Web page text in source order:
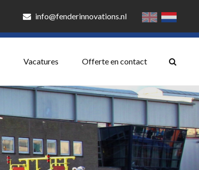
info@fenderinnovations.nl
Vacatures Offerte en contact